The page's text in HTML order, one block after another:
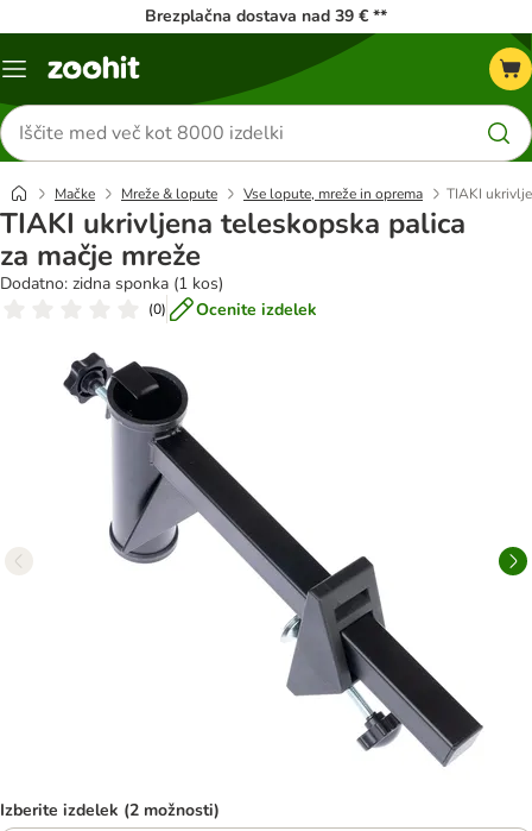
Brezplačna dostava nad 39 € **
Meni
Iskanje
izdelkov
Mačke Mreže & lopute Vse lopute, mreže in oprema TIAKI
TIAKI ukrivljena teleskopska palica
za mačje mreže
Dodatno: zidna sponka (1 kos)
(0) Ocenite izdelek
Izberite izdelek (2 možnosti)